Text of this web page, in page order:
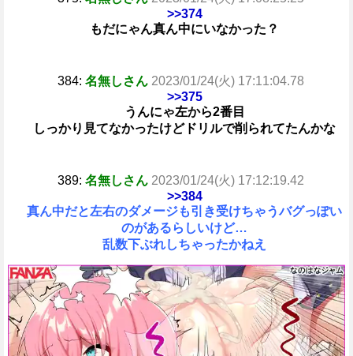
>>374
もだにゃん真ん中にいなかった？
384: 名無しさん 2023/01/24(火) 17:11:04.78
>>375
うんにゃ左から2番目
しっかり見てなかったけどドリルで削られてたんかな
389: 名無しさん 2023/01/24(火) 17:12:19.42
>>384
真ん中だと左右のダメージも引き受けちゃうバグっぽい
のがあるらしいけど…
乱数下ぶれしちゃったかねえ